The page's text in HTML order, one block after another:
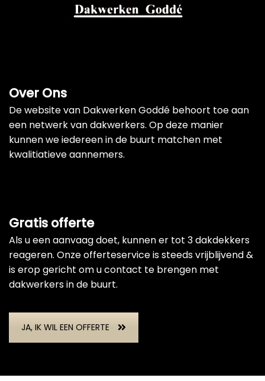
Over Ons
De website van Dakwerken Goddé behoort toe aan
een netwerk van dakwerkers. Op deze manier
kunnen we iedereen in de buurt matchen met
kwalitiatieve aannemers.
Gratis offerte
Als u een aanvaag doet, kunnen er tot 3 dakdekkers
reageren. Onze offerteservice is steeds vrijblijvend &
is erop gericht om u contact te brengen met
dakwerkers in de buurt.
JA, IK WIL EEN OFFERTE